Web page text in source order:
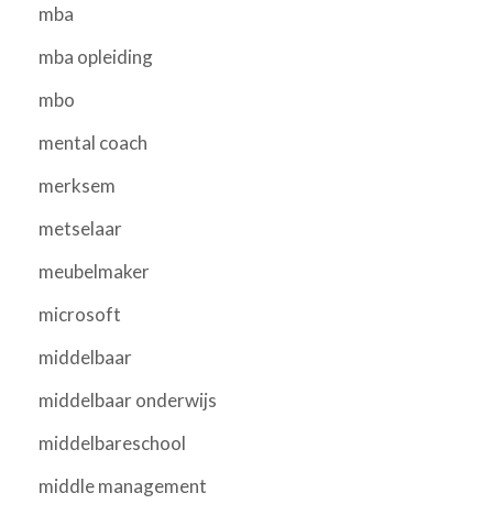
mba
mba opleiding
mbo
mental coach
merksem
metselaar
meubelmaker
microsoft
middelbaar
middelbaar onderwijs
middelbareschool
middle management